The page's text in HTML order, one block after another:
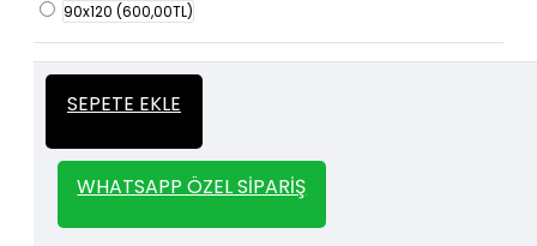
90x120 (600,00TL)
SEPETE EKLE
WHATSAPP ÖZEL SIPARIŞ
Kalın
İtalyan Sıva ve Dekorasyon amaçlı
kullanılan kalın stencil siparişleriniz için
geçebilirsiniz.